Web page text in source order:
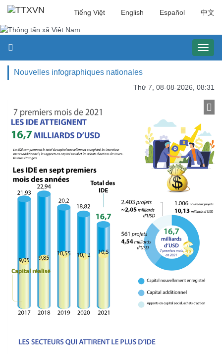
Tiếng Việt English Español 中文
Nouvelles infographiques nationales
Thứ 7, 08-08-2026, 08:31